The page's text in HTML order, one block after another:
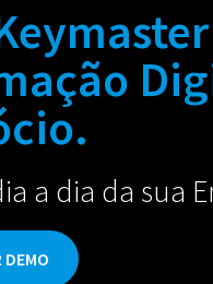
a dia da sua
DEMO